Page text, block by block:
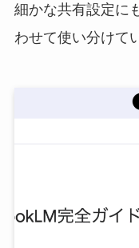
細かな共有設定に
わせて使い分けて